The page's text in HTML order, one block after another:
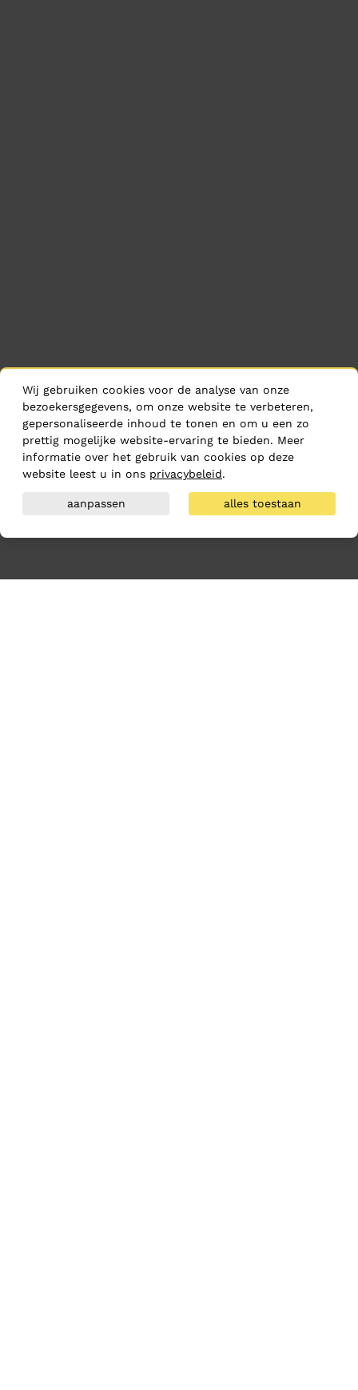
Wij gebruiken cookies voor de analyse van onze
bezoekersgegevens, om onze website te verbeteren,
gepersonaliseerde inhoud te tonen en om u een zo
prettig mogelijke website-ervaring te bieden. Meer
informatie over het gebruik van cookies op deze
website leest u in ons privacybeleid.
aanpassen alles toestaan